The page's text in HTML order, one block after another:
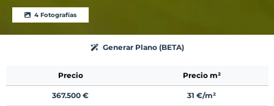
4 Fotografías
Generar Plano (BETA)
Precio Precio m²
367.500 € 31 €/m²